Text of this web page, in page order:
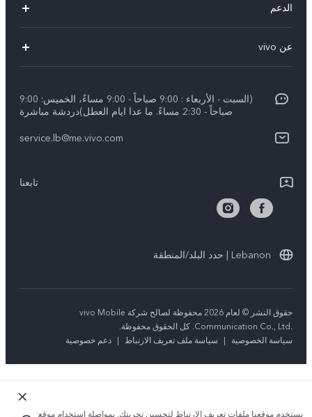
Y27s
كل الموديلات
الدعم
Funtouch OS
تعلیمات الضمان
بيان الخصوصية بشأن خدمة العملاء
عن vivo
الأخبار
الإشعارات القانونية
مركز الخصوصية لدى vivo
الاستدامة
(السبت - الأربعاء : 9:00 صباحاً - 9:00 مساءً، الخميس: 9:00
صباحاً - 2:30 مساءً. ما عدا ايام العطل)دردشة مباشرة
service.lb@me.vivo.com
تابعنا
Lebanon | حدد البلد/المنطقة
حقوق النشر © لعام 2026 محفوظة لصالح شركة vivo Mobile
Communication Co., Ltd.‎. كل الحقوق محفوظة.
سياسة الخصوصية
| سياسة ملف تعريف الارتباط | دعم خصوصية
يستخدم موقعنا ملفات تعريف الارتباط لتحسين تجربتك. بمواصلة استخدام موقعنا؛